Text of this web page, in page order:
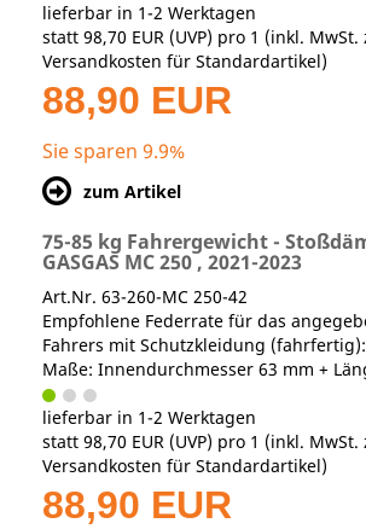
lieferbar in 1-2 Werktagen
statt 98,70 EUR (UVP) pro 1 (inkl. MwSt.
Versandkosten für Standardartikel)
88,90 EUR
Sie sparen 9.9%
zum Artikel
75-85 kg Fahrergewicht -
GASGAS MC 250 , 2021-2023
Art.Nr. 63-260-MC 250-42
Empfohlene Federrate für das
Fahrers mit Schutzkleidung
Maße: Innendurchmesser 63 mm +
lieferbar in 1-2 Werktagen
statt 98,70 EUR (UVP) pro 1 (inkl. MwSt.
Versandkosten für Standardartikel)
88,90 EUR